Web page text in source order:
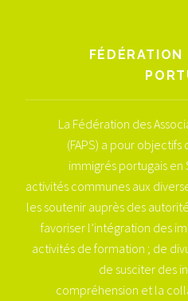
FÉDÉRATION
La Fédération des
(FAPS) a pour
immigrés portugais
activités communes aux
les soutenir auprès des
favoriser l’intégration des
activités de formation ; de
de susciter des
compréhension et la